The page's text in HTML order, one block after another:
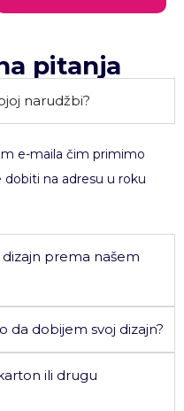
pitanja
narudžbi?
e-maila čim primimo
dobiti na adresu u roku
prema našem
dobijem svoj dizajn?
ili drugu